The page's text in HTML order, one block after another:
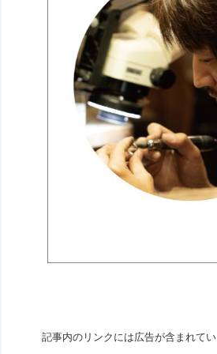
記事内のリンクには広告が含まれて